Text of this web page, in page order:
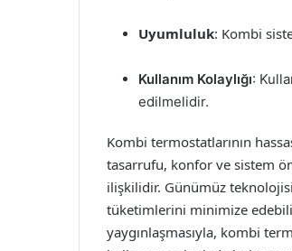
Uyumluluk: Kombi
Kullanım Kolaylığı:
edilmelidir.
Kombi termostatlarının
tasarrufu, konfor ve sistem
ilişkilidir. Günümüz
tüketimlerini minimize
yaygınlaşmasıyla, kombi